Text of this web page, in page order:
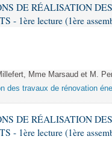
DE RÉALISATION
- 1ère lecture (1ère
Mme Marsaud et M.
des travaux de rénovation
DE RÉALISATION
- 1ère lecture (1ère